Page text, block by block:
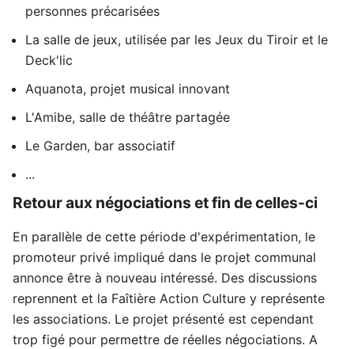
personnes précarisées
La salle de jeux, utilisée par les Jeux du Tiroir et le
Deck'lic
Aquanota, projet musical innovant
L'Amibe, salle de théâtre partagée
Le Garden, bar associatif
...
Retour aux négociations et fin de celles-ci
En parallèle de cette période d'expérimentation, le
promoteur privé impliqué dans le projet communal
annonce être à nouveau intéressé. Des discussions
reprennent et la Faîtière Action Culture y représente
les associations. Le projet présenté est cependant
trop figé pour permettre de réelles négociations. A